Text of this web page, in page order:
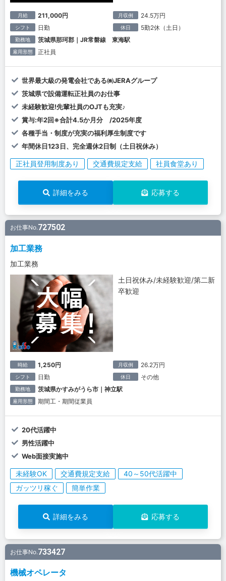
月給 211,000円 月収例 24.5万円
シフト 日勤 休日 5勤2休（土日）
勤務地 茨城県那珂郡｜JR常磐線 東海駅
雇用形態 正社員
世界最大級の発電会社である㈱JERAグループ
茨城県で設備運転正社員のお仕事
未経験歓迎!先輩社員のOJTも充実♪
賞与:年2回※合計4.5か月分 /2025年度
各種手当・制度が充実の福利厚生制度です
年間休日123日、完全週休2日制（土日祝休み）
正社員登用制度あり 交通費規定支給 社員食堂あり
詳細をみる 応募する
お仕事No.727502
加工業務
加工業務
土日祝休み/未経験歓迎/第二新
卒歓迎
時給 1,250円 月収例 26.2万円
シフト 日勤 休日 その他
勤務地 茨城県かすみがうら市｜神立駅
雇用形態 期間工・期間従業員
20代活躍中
男性活躍中
Web面接実施中
未経験OK 交通費規定支給
40～50代活躍中
ガッツリ稼ぐ
簡単作業
詳細をみる 応募する
お仕事No.733427
機械オペレータ